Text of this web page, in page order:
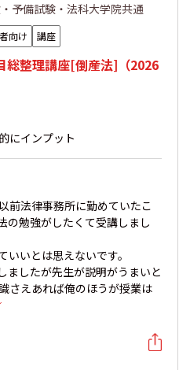
予備試験・法科大学院共通
向け 講座
総整理講座[倒産法]（2026
にインプット
前法律事務所に勤めていたこ
の勉強がしたくて受講しまし
いとは思えないです。
ましたが先生が説明がうまいと
さえあれば俺のほうが授業は